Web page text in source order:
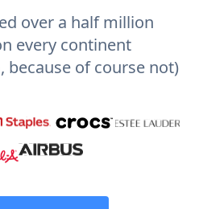
over a half million
every continent
because of course not)